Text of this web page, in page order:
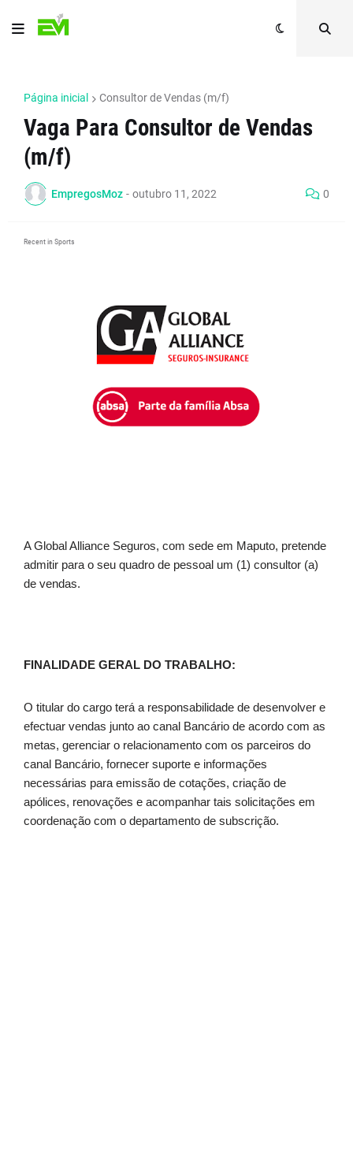
Página inicial Consultor de Vendas (m/f)
Vaga Para Consultor de Vendas
(m/f)
EmpregosMoz - outubro 11, 2022 0
Recent in Sports
A Global Alliance Seguros, com sede em Maputo, pretende
admitir para o seu quadro de pessoal um (1) consultor (a)
de vendas.
FINALIDADE GERAL DO TRABALHO:
O titular do cargo terá a responsabilidade de desenvolver e
efectuar vendas junto ao canal Bancário de acordo com as
metas, gerenciar o relacionamento com os parceiros do
canal Bancário, fornecer suporte e informações
necessárias para emissão de cotações, criação de
apólices, renovações e acompanhar tais solicitações em
coordenação com o departamento de subscrição.